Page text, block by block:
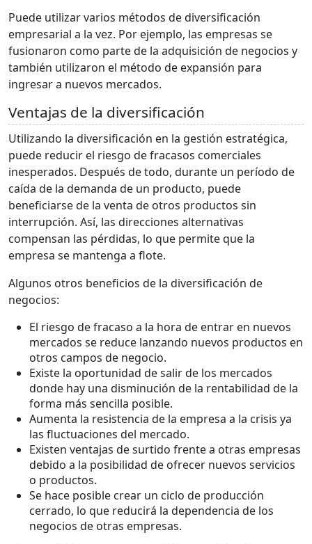
Puede utilizar varios métodos de diversificación
empresarial a la vez. Por ejemplo, las empresas se
fusionaron como parte de la adquisición de negocios y
también utilizaron el método de expansión para
ingresar a nuevos mercados.
Ventajas de la diversificación
Utilizando la diversificación en la gestión estratégica,
puede reducir el riesgo de fracasos comerciales
inesperados. Después de todo, durante un período de
caída de la demanda de un producto, puede
beneficiarse de la venta de otros productos sin
interrupción. Así, las direcciones alternativas
compensan las pérdidas, lo que permite que la
empresa se mantenga a flote.
Algunos otros beneficios de la diversificación de
negocios:
El riesgo de fracaso a la hora de entrar en nuevos
mercados se reduce lanzando nuevos productos en
otros campos de negocio.
Existe la oportunidad de salir de los mercados
donde hay una disminución de la rentabilidad de la
forma más sencilla posible.
Aumenta la resistencia de la empresa a la crisis ya
las fluctuaciones del mercado.
Existen ventajas de surtido frente a otras empresas
debido a la posibilidad de ofrecer nuevos servicios
o productos.
Se hace posible crear un ciclo de producción
cerrado, lo que reducirá la dependencia de los
negocios de otras empresas.